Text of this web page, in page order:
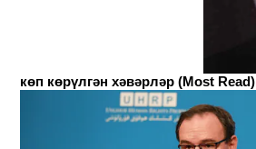
көп көрүлгән хәвәрләр (Most Read)